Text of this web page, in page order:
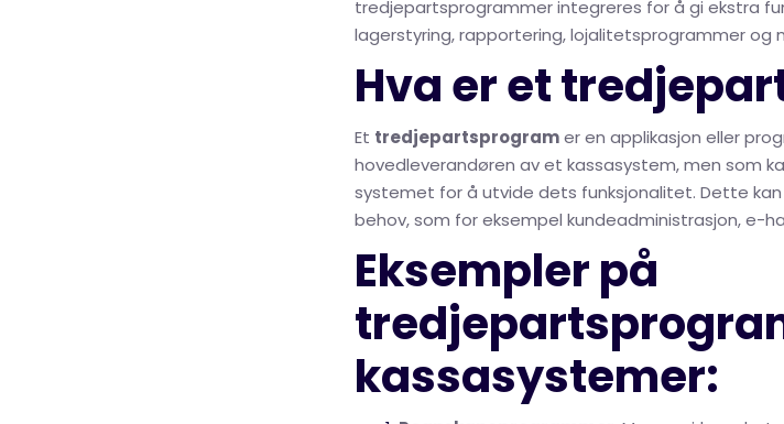
tredjepartsprogrammer integreres for å gi ekstra
lagerstyring, rapportering, lojalitetsprogrammer og
Hva er et
Et tredjepartsprogramer en applikasjon eller
hovedleverandøren av et kassasystem, men som
systemet for å utvide dets funksjonalitet. Dette
behov, som for eksempel kundeadministrasjon, e-
Eksempler på
kassasystemer: